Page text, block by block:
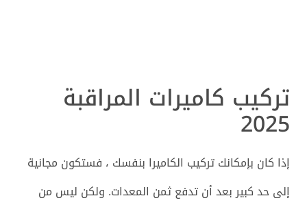
تركيب كاميرات المراقبة
2025
إذا كان بإمكانك تركيب الكاميرا بنفسك ، فستكون مجانية
إلى حد كبير بعد أن تدفع ثمن المعدات. ولكن ليس من